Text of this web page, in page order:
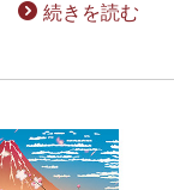
続きを読む